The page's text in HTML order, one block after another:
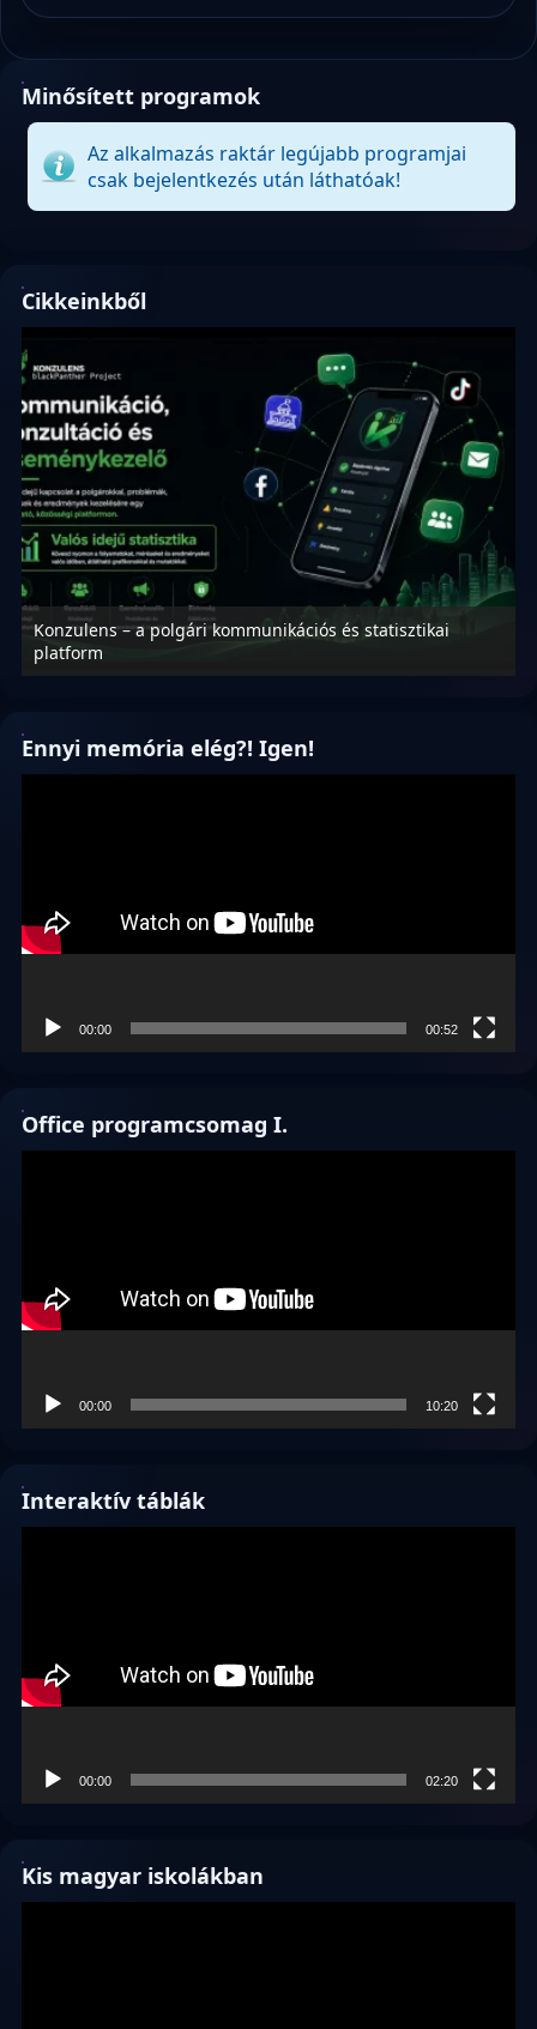
Minősített programok
Az alkalmazás raktár legújabb programjai
csak bejelentkezés után láthatóak!
Cikkeinkből
Konzulens – a polgári kommunikációs és statisztikai
platform
Ennyi memória elég?! Igen!
00:00 00:52
Office programcsomag I.
00:00 10:20
Interaktív táblák
00:00 02:20
Kis magyar iskolákban